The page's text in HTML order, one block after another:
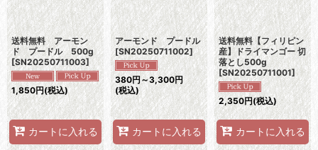
送料無料 アーモン
ド プードル 500g
[SN20250711003]
1,850円(税込)
カートに入れる
アーモンド プードル
[SN20250711002]
380円～3,300円
(税込)
カートに入れる
送料無料【フィリピン
産】ドライマンゴー 切
落とし500g
[SN20250711001]
2,350円(税込)
カートに入れる